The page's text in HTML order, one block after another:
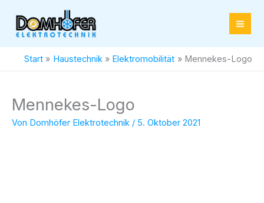
Inhalt
Start
Haustechnik Elektromobilität Mennekes-Logo
Mennekes-Logo
Von Domhöfer Elektrotechnik / 5. Oktober 2021